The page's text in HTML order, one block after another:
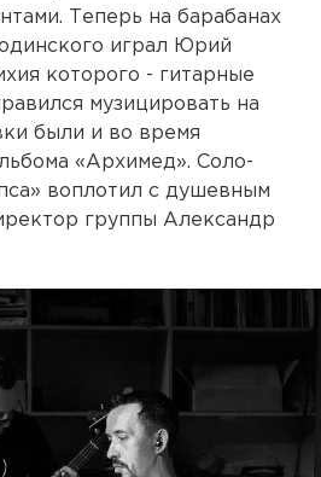
Теперь на барабанах
играл Юрий
которого - гитарные
музицировать на
были и во время
«Архимед». Соло-
воплотил с душевным
группы Александр